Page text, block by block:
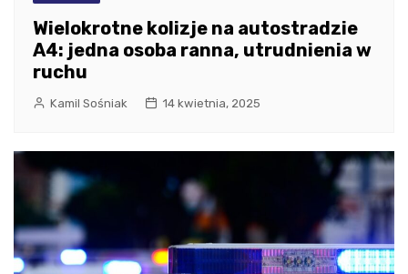
Wielokrotne kolizje na autostradzie
A4: jedna osoba ranna, utrudnienia w
ruchu
Kamil Sośniak 14 kwietnia, 2025